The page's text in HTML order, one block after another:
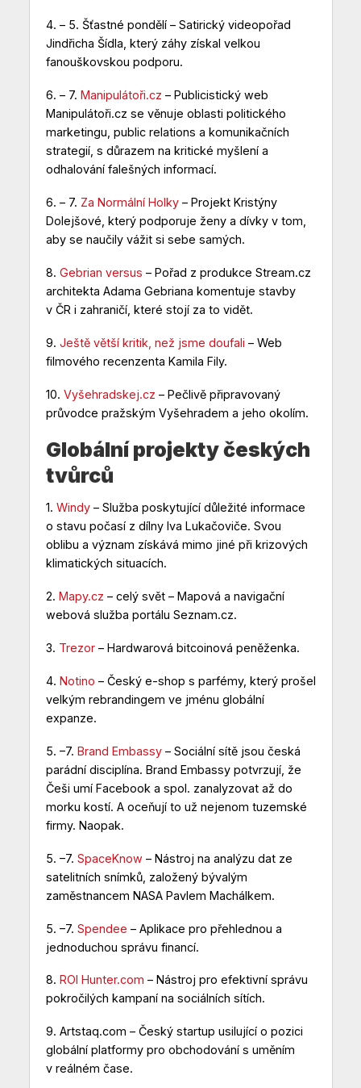
4. – 5. Šťastné pondělí– Satirický videopořad
Jindřicha Šídla, který záhy získal velkou
fanouškovskou podporu.
6. – 7. Manipulátoři.cz – Publicistický web
Manipulátoři.cz se věnuje oblasti politického
marketingu, public relations a komunikačních
strategií, s důrazem na kritické myšlení a
odhalování falešných informací.
6. – 7. Za Normální Holky– Projekt Kristýny
Dolejšové, který podporuje ženy a dívky v tom,
aby se naučily vážit si sebe samých.
8. Gebrian versus – Pořad z produkce Stream.cz
architekta Adama Gebriana komentuje stavby
v ČR i zahraničí, které stojí za to vidět.
9. Ještě větší kritik, než jsme doufali – Web
filmového recenzenta Kamila Fily.
10. Vyšehradskej.cz – Pečlivě připravovaný
průvodce pražským Vyšehradem a jeho okolím.
Globální projekty českých
tvůrců
1. Windy– Služba poskytující důležité informace
o stavu počasí z dílny Iva Lukačoviče. Svou
oblibu a význam získává mimo jiné při krizových
klimatických situacích.
2. Mapy.cz – celý svět – Mapová a navigační
webová služba portálu Seznam.cz.
3. Trezor– Hardwarová bitcoinová peněženka.
4. Notino – Český e-shop s parfémy, který prošel
velkým rebrandingem ve jménu globální
expanze.
5. –7. Brand Embassy– Sociální sítě jsou česká
parádní disciplína. Brand Embassy potvrzují, že
Češi umí Facebook a spol. zanalyzovat až do
morku kostí. A oceňují to už nejenom tuzemské
firmy. Naopak.
5. –7. SpaceKnow – Nástroj na analýzu dat ze
satelitních snímků, založený bývalým
zaměstnancem NASA Pavlem Machálkem.
5. –7. Spendee – Aplikace pro přehlednou a
jednoduchou správu financí.
8. ROI Hunter.com – Nástroj pro efektivní správu
pokročilých kampaní na sociálních sítích.
9. Artstaq.com – Český startup usilující o pozici
globální platformy pro obchodování s uměním
v reálném čase.